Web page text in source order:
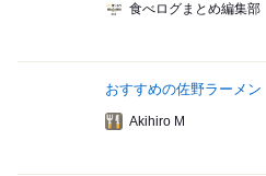
食べログまとめ編集部
おすすめの佐野ラーメン
Akihiro M